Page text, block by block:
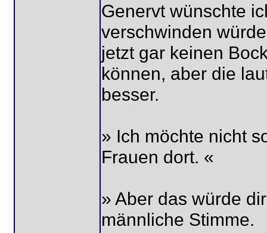
Genervt wünschte
verschwinden
jetzt gar keinen
können, aber die
besser.
» Ich möchte nicht
Frauen dort. «
» Aber das würde
männliche Stimme.